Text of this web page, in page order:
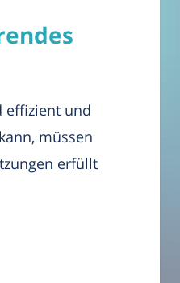
effizient und
müssen
erfüllt